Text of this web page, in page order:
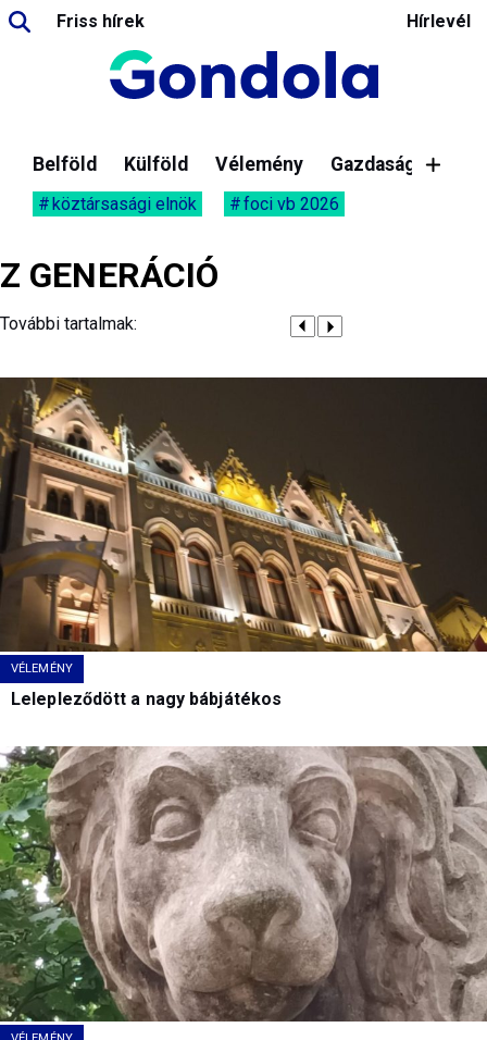
Friss hírek Hírlevél
Belföld Külföld Vélemény Gazdaság
köztársasági elnök foci vb 2026
Z GENERÁCIÓ
További tartalmak:
VÉLEMÉNY
Lelepleződött a nagy bábjátékos